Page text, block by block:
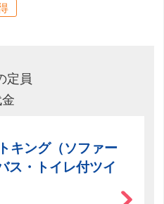
定員
キング（ソファー
ス・トイレ付ツイ